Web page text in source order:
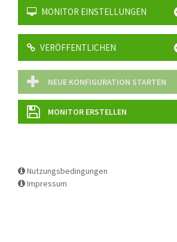
MONITOR EINSTELLUNGEN
VERÖFFENTLICHEN
NEUE KONFIGURATION STARTEN
MONITOR ERSTELLEN
Hbf - Ückendorf - BO-
Nutzungsbedingungen
Impressum